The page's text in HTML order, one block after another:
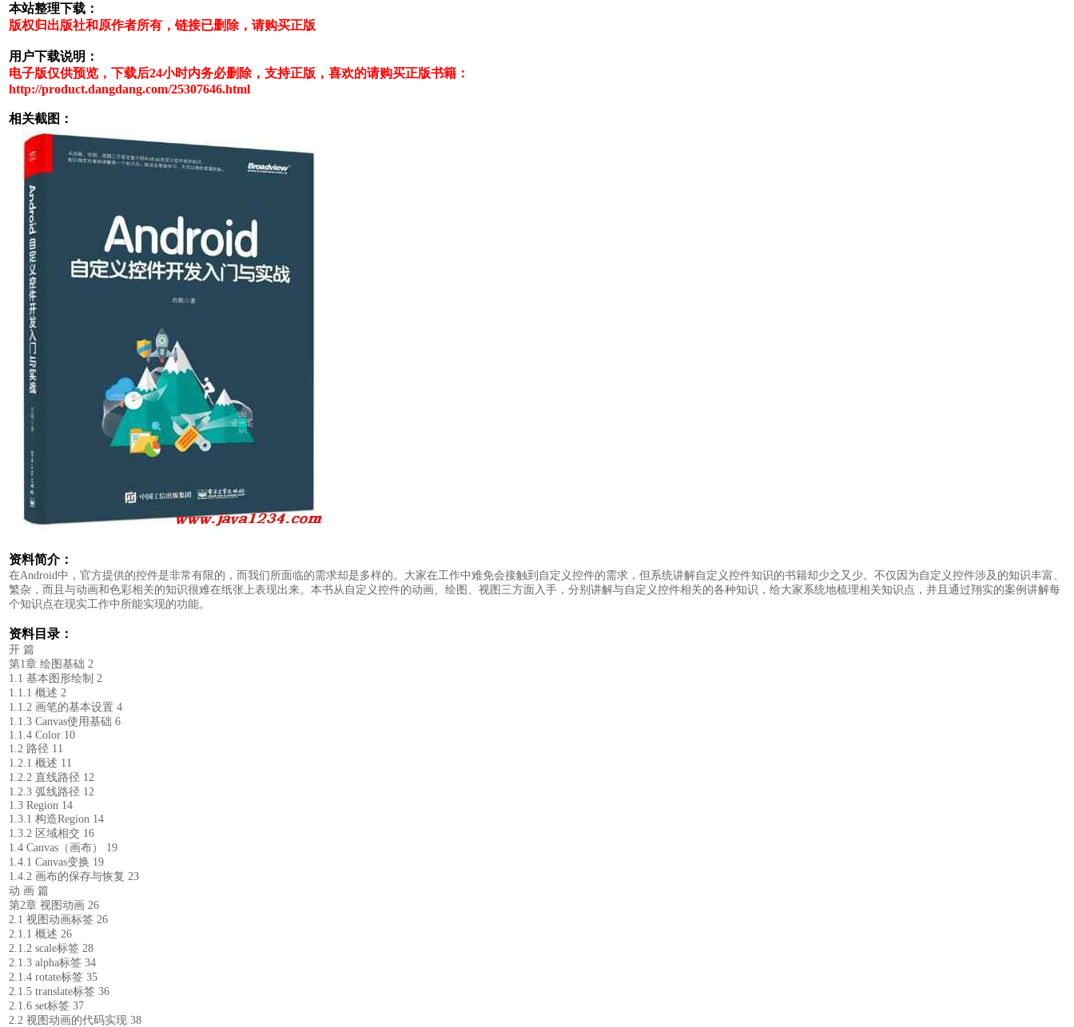
本站整理下载：
版权归出版社和原作者所有，链接已删除，请购买正版
用户下载说明：
电子版仅供预览，下载后24小时内务必删除，支持正版，喜欢的请购买正版书籍：
http://product.dangdang.com/25307646.html
相关截图：
资料简介：
在Android中，官方提供的控件是非常有限的，而我们所面临的需求却是多样的。大家在工作中难免会接触到自定义控件的需求，但系统讲解自定义控件知识的书籍却少之又少。不仅因为自定义控件涉及的知识丰富、
繁杂，而且与动画和色彩相关的知识很难在纸张上表现出来。本书从自定义控件的动画、绘图、视图三方面入手，分别讲解与自定义控件相关的各种知识，给大家系统地梳理相关知识点，并且通过翔实的案例讲解每
个知识点在现实工作中所能实现的功能。
资料目录：
开 篇
第1章 绘图基础 2
1.1 基本图形绘制 2
1.1.1 概述 2
1.1.2 画笔的基本设置 4
1.1.3 Canvas使用基础 6
1.1.4 Color 10
1.2 路径 11
1.2.1 概述 11
1.2.2 直线路径 12
1.2.3 弧线路径 12
1.3 Region 14
1.3.1 构造Region 14
1.3.2 区域相交 16
1.4 Canvas（画布） 19
1.4.1 Canvas变换 19
1.4.2 画布的保存与恢复 23
动 画 篇
第2章 视图动画 26
2.1 视图动画标签 26
2.1.1 概述 26
2.1.2 scale标签 28
2.1.3 alpha标签 34
2.1.4 rotate标签 35
2.1.5 translate标签 36
2.1.6 set标签 37
2.2 视图动画的代码实现 38